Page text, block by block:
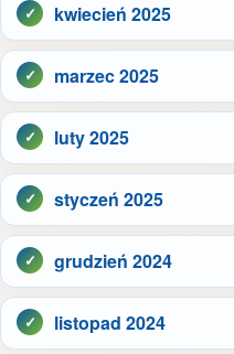
kwiecień 2025
marzec 2025
luty 2025
styczeń 2025
grudzień 2024
listopad 2024